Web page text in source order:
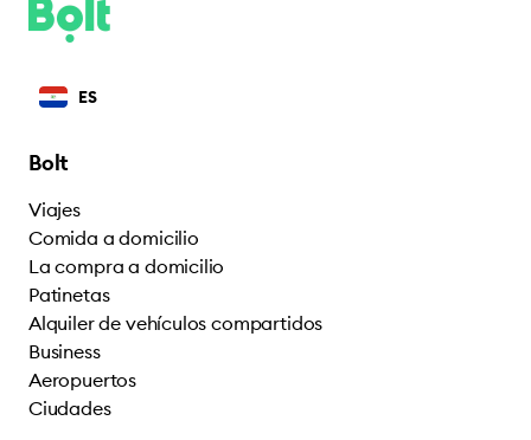
ES
Bolt
Viajes
Comida a domicilio
La compra a domicilio
Patinetas
Alquiler de vehículos compartidos
Business
Aeropuertos
Ciudades